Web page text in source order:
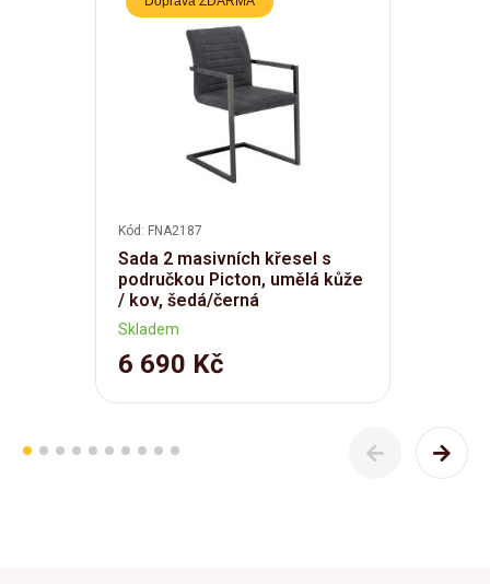
Kód: FNA2187
Sada 2 masivních křesel s
područkou Picton, umělá kůže
/ kov, šedá/černá
Skladem
6 690 Kč